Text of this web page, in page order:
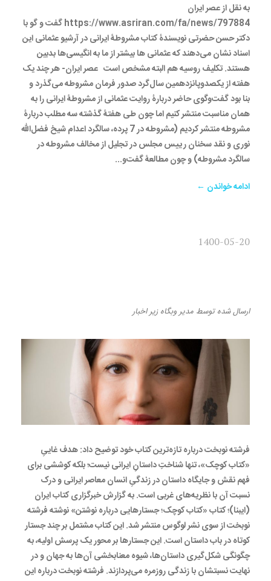
به نقل از عصر ایران
https://www.asriran.com/fa/news/797884 گفت و گو با
دکتر حسن حضرتی نویسندۀ کتاب مشروطۀ ایرانی در آرشیو عثمانی این
اسناد نشان می‌دهند که عثمانی ها بیشتر از ما به انگیسی‌ها بدبین
هستند. تکلیف روسیه هم البته مشخص است عصر ایران- هر چند یک
هفته از یکصد‌و‌پانزدهمین سال‌گرد صدور فرمان مشروطه می‌گذرد و
بنا بود گفت‌و‌گوی حاضر دربارۀ روایت عثمانی از مشروطۀ ایرانی را به
همان مناسبت منتشر کنیم اما چون طی هفتۀ گذشته سه مطلب دربارۀ
مشروطه منتشر کردیم (مشروطه در 7 پرده، سالگرد اعدام شیخ فضل‌الله
نوری و نقد سخنان رییس مجلس در تجلیل از مخالف مشروطه در
سالگرد مشروطه) و چون مطالعۀ گفت‌و...
ادامه خواندن ←
1400-05-20
ارسال شدهتوسط مدیر وبگاه زیراخبار
فرشته نوبخت درباره تازه‌ترین کتاب خود توضیح داد: هدف غاییِ
«کتاب کوچک»، تنها شناختِ داستانِ ایرانی نیست؛ بلکه کوششی برای
فهم نقش و جایگاه داستان در زندگی‌ِ انسان معاصر ایرانی و درک
نسبت آن با نظریه‌های غربی است. به گزارش خبرگزاری کتاب ایران
(ایبنا)؛ کتاب «کتاب کوچک؛ جستارهایی درباره نوشتن» نوشته فرشته
نوبخت از سوی نشر لوگوس منتشر شد. این کتاب مشتمل بر چند جستار
کوتاه در باب داستان است. این جستارها بر محور یک پرسش اولیه، به
چگونگی شکل‌گیری داستان‌ها، شیوه معنابخشی آن‌ها به جهان و در
نهایت نسبتشان با زندگی روزمره می‌پردازند. فرشته نوبخت درباره این